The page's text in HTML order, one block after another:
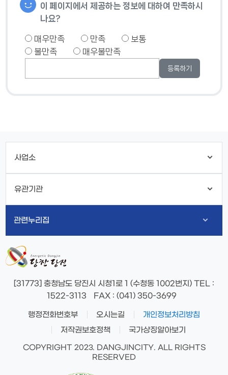
이 페이지에서 제공하는 정보에 대하여 만족하시
나요?
매우만족 만족
보통
불만족
매우불만족
사업소
유관기관
관련누리집
[31773] 충청남도 당진시 시청1로 1 (수청동 1002번지) TEL :
1522-3113
FAX: (041) 350-3699
행정전화번호부 오시는길
개인정보처리방침
저작권보호정책
국가상징알아보기
COPYRIGHT 2023. DANGJINCITY. ALL RIGHTS
RESERVED